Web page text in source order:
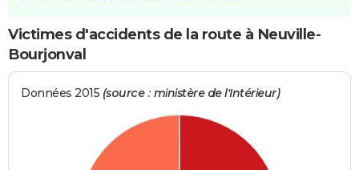
Victimes d'accidents de la route à Neuville-
Bourjonval
Données 2015 (source : ministère de l'Intérieur)